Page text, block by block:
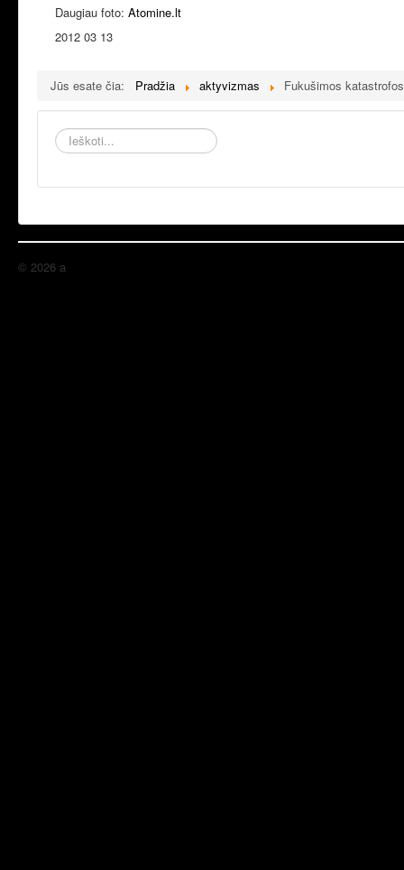
Daugiau foto: Atomine.lt
2012 03 13
Jūs esate čia: Pradžia aktyvizmas Fukušimos
Ieškoti...
© 2026 a